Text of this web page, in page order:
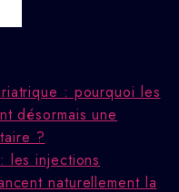
: pourquoi les
désormais une
?
les injections
naturellement la